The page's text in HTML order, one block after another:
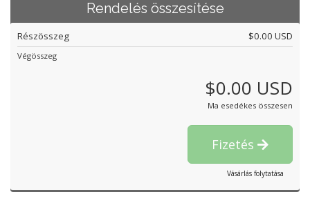
Rendelés összesítése
Részösszeg $0.00 USD
Végösszeg
$0.00 USD
Ma esedékes összesen
Fizetés
Vásárlás folytatása